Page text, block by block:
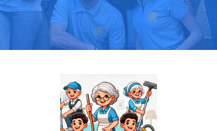
Más de 1000 clientes confían en nosotros
⭐⭐⭐⭐⭐